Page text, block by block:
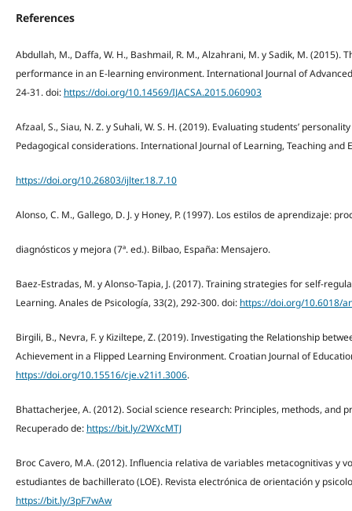
References
Abdullah, M., Daffa, W. H., Bashmail, R. M., Alzahrani, M. y Sadik, M.
performance in an E-learning environment. International Journal of
24-31. doi: https://doi.org/10.14569/IJACSA.2015.060903
Afzaal, S., Siau, N. Z. y Suhali, W. S. H. (2019). Evaluating students’
Pedagogical considerations. International Journal of Learning, Teaching and
https://doi.org/10.26803/ijlter.18.7.10
Alonso, C. M., Gallego, D. J. y Honey, P. (1997). Los estilos de aprendizaje:
diagnósticos y mejora (7ª. ed.). Bilbao, España: Mensajero.
Baez-Estradas, M. y Alonso-Tapia, J. (2017). Training strategies for self-
Learning. Anales de Psicología, 33(2), 292-300. doi: https://doi.org/10.6018/
Birgili, B., Nevra, F. y Kiziltepe, Z. (2019). Investigating the Relationship
Achievement in a Flipped Learning Environment. Croatian Journal of
https://doi.org/10.15516/cje.v21i1.3006.
Bhattacherjee, A. (2012). Social science research: Principles, methods, and
Recuperado de: https://bit.ly/2WXcMTJ
Broc Cavero, M.A. (2012). Influencia relativa de variables metacognitivas y
estudiantes de bachillerato (LOE). Revista electrónica de orientación y
https://bit.ly/3pF7wAw